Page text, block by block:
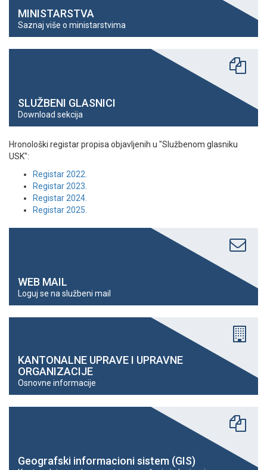
MINISTARSTVA
Saznaj više o ministarstvima
SLUŽBENI GLASNICI
Download sekcija
Hronološki registar propisa objavljenih u "Službenom glasniku
USK":
Registar 2022.
Registar 2023.
Registar 2024.
Registar 2025.
WEB MAIL
Loguj se na službeni mail
KANTONALNE UPRAVE I UPRAVNE
ORGANIZACIJE
Osnovne informacije
Geografski informacioni sistem (GIS)